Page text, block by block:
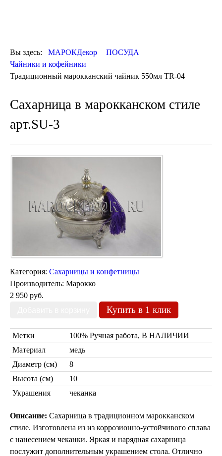
Люстры из мозаики
Люстры со стеклом
Бра
Марокканские светильники
Бра из мозаики
Бра со стеклом
Марокканские
Марокканские лампы
Марокканские Мозаичные
КОНТАКТЫ
Вы здесь: МАРОКДекор
ПОСУДА
Чайники и кофейники
Традиционный марокканский чайник 550мл TR-04
Сахарница в марокканском стиле
арт.SU-3
Категория: Сахарницы и конфетницы
Производитель: Марокко
2 950 руб.
Купить в 1 клик
Метки
100% Ручная работа, В НАЛИЧИИ
Материал
медь
Диаметр (см)
8
Высота (см)
10
Украшения
чеканка
Описание: Сахарница в традиционном марокканском
cтиле. Изготовлена из из коррозионно-устойчивого сплава
с нанесением чеканки. Яркая и нарядная сахарница
послужит дополнительным украшением стола. Отлично